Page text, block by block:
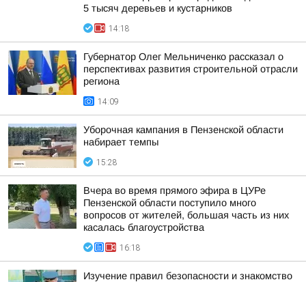
5 тысяч деревьев и кустарников
14:18
Губернатор Олег Мельниченко рассказал о
перспективах развития строительной отрасли
региона
14:09
Уборочная кампания в Пензенской области
набирает темпы
15:28
Вчера во время прямого эфира в ЦУРе
Пензенской области поступило много
вопросов от жителей, большая часть из них
касалась благоустройства
16:18
Изучение правил безопасности и знакомство